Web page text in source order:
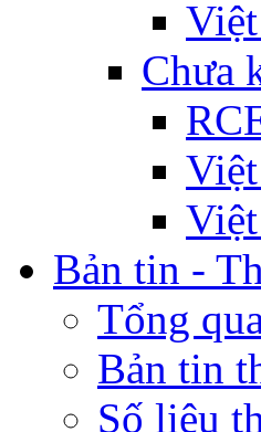
Chưa
Bản tin -
Tổng
Bản tin
Số liệu